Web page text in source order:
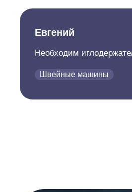
Евгений
Необходим
Швейные машины